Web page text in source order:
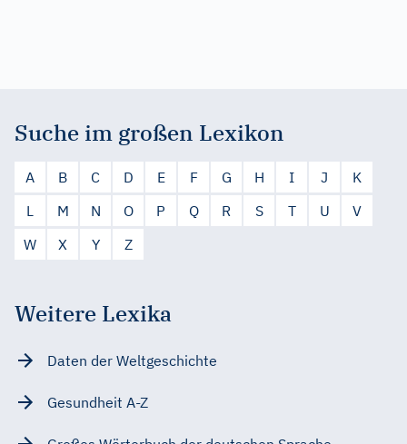
Suche im großen Lexikon
A B C D E F G H I J
K
L
M N O P Q R S T U
V
W
X Y Z
Weitere Lexika
Daten der Weltgeschichte
Gesundheit A-Z